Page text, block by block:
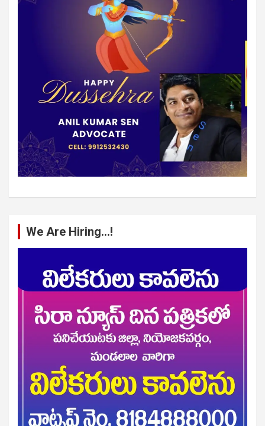
We Are Hiring…!